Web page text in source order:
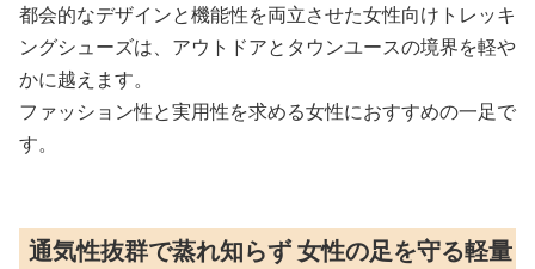
都会的なデザインと機能性を両立させた女性向けトレッキ
ングシューズは、アウトドアとタウンユースの境界を軽や
かに越えます。
ファッション性と実用性を求める女性におすすめの一足で
す。
通気性抜群で蒸れ知らず 女性の足を守る軽量